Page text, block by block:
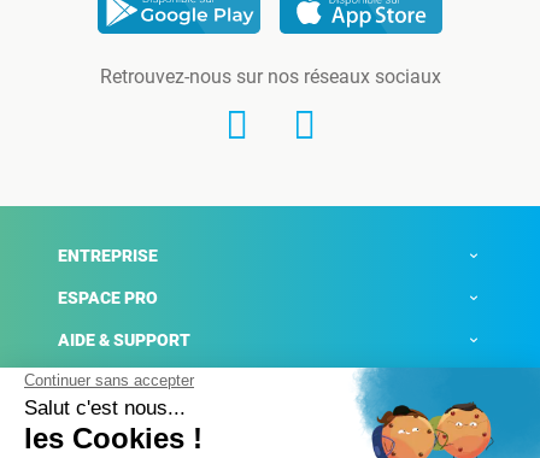
Retrouvez-nous sur nos réseaux sociaux
ENTREPRISE
ESPACE PRO
AIDE & SUPPORT
ACTUALITÉS